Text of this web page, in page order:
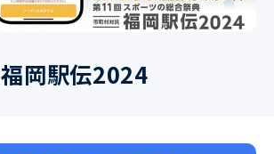
福岡駅伝2024